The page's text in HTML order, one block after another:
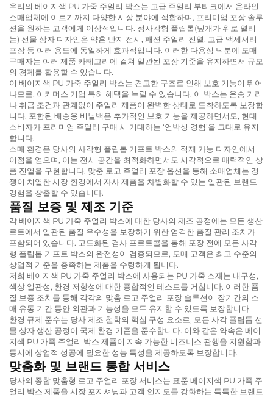
우리의 베이지색 PU 가죽 주얼리 박스는 고급 주얼리 부티크에서 온라인
소매업체에 이르기까지 다양한 시장 분야에 적합하며, 프리미엄 포장 솔루
션을 원하는 고객에게 이상적입니다. 정사각형 플립톱(덮개가 위로 열리
는) 선물 상자 디자인은 약혼 반지 전시, 패션 주얼리 진열, 고급 액세서리
포장 등 여러 용도에 동일하게 효과적입니다. 이러한 다용성 덕분에 도매
구매자는 여러 제품 카테고리에 걸쳐 일관된 포장 기준을 유지하면서 규모
의 경제를 활용할 수 있습니다.
이 베이지색 PU 가죽 주얼리 박스는 견고한 구조로 인해 보호 기능이 뛰어
나므로, 이커머스 기업 특히 혜택을 누릴 수 있습니다. 이 박스는 운송 거리
나 취급 조건과 관계없이 주얼리 제품이 완벽한 상태로 도착하도록 보장합
니다. 포함된 배송용 비닐백은 추가적인 보호 기능을 제공하면서도, 현대
소비자가 프리미엄 주얼리 구매 시 기대하는 ‘언박싱 경험’을 그대로 유지
합니다.
소매 환경은 당사의 사각형 플립톱 기프트 박스의 적재 가능 디자인에서
이점을 얻으며, 이는 전시 공간을 최적화하면서도 시각적으로 매력적인 상
품 진열을 구현합니다. 맞춤 로고 주얼리 포장 옵션을 통해 소매업체는 경
쟁이 치열한 시장 환경에서 자사 제품을 차별화할 수 있는 일관된 브랜드
경험을 창출할 수 있습니다.
품질 보증 및 제조 기준
각 베이지색 PU 가죽 주얼리 박스에 대한 당사의 제조 공정에는 모든 생산
로트에서 일관된 품질 우수성을 보장하기 위한 엄격한 품질 관리 조치가
포함되어 있습니다. 고도화된 검사 프로토콜을 통해 포장 전에 모든 사각
형 플립톱 기프트 박스의 완전성이 검증되므로, 도매 고객은 최고 수준의
상업적 기준을 충족하는 제품을 수령하게 됩니다.
저희 베이지색 PU 가죽 주얼리 박스에 사용되는 PU 가죽 소재는 내구성,
색상 일관성, 환경 저항성에 대한 종합적인 테스트를 거칩니다. 이러한 품
질 보증 조치를 통해 각각의 맞춤 로고 주얼리 포장 솔루션이 장기간의 소
매 유통 기간 동안 외관과 기능성을 모두 유지할 수 있도록 보장합니다.
환경 규제 준수는 당사 제조 철학의 핵심 구성 요소로, 모든 사각 플립톱 선
물 상자 생산 공정이 국제 환경 기준을 준수합니다. 이와 같은 약속은 베이
지색 PU 가죽 주얼리 박스 제품이 지속 가능한 비즈니스 관행을 지원함과
동시에 상업적 성공에 필요한 성능 특성을 제공하도록 보장합니다.
맞춤화 및 브랜드 통합 서비스
당사의 종합 맞춤형 로고 주얼리 포장 서비스는 표준 베이지색 PU 가죽 주
얼리 박스 제품을 시장 포지셔닝과 고객 인지도를 강화하는 독특한 브랜드